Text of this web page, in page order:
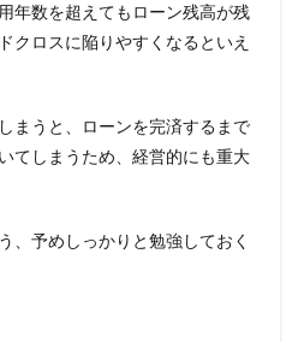
年数を超えてもローン残高が残
クロスに陥りやすくなるといえ
まうと、ローンを完済するまで
てしまうため、経営的にも重大
、予めしっかりと勉強しておく